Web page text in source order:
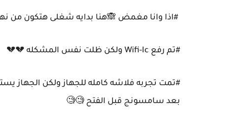
#اذا وانا مغمض 🙈هنا بدايه شغلى هتكون من
#تم رفع Wifi-Ic ولكن ظلت نفس المشكله 💔💔
#تمت تجربه فلاشه كامله للجهاز ولكن الجهاز
بعد سامسونج قبل الفتح 🧐🧐